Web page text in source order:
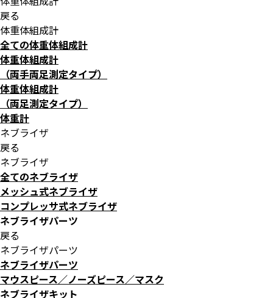
戻る
体重体組成計
全ての体重体組成計
体重体組成計
（両手両足測定タイプ）
体重体組成計
（両足測定タイプ）
体重計
ネブライザ
戻る
ネブライザ
全てのネブライザ
メッシュ式ネブライザ
コンプレッサ式ネブライザ
ネブライザパーツ
戻る
ネブライザパーツ
ネブライザパーツ
マウスピース／ノーズピース／マスク
ネブライザキット